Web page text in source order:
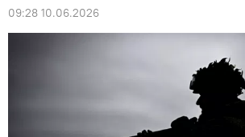
09:28 10.06.2026